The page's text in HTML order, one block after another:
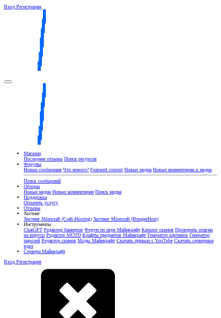
Вход Регистрация
Магазин
Последние отзывы Поиск ресурсов
Форумы
Новые сообщения Что нового? Featured content Новые медиа Новые комментарии к медиа
Поиск сообщений
Обзоры
Новые медиа Новые комментарии Поиск медиа
Поддержка
Оплатить услугу
Отзывы
Хостинг
Хостинг Minecraft (Craft-Hosting) Хостинг Minecraft (BungeeHost)
Инструменты
ChatGPT Редактор баннеров Форум по игре Майнкрафт Каталог скинов Проверить плагин
на вирусы Редактор MOTD Крафты предметов Майнкрафт Генератор картинок Генератор
паролей Редактор скинов Моды Майнкрафт Скачать превью с YouTube Скачать серверные
ядра
Сервера Майнкрафт
Вход Регистрация